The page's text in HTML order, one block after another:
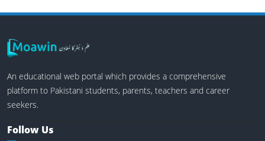
An educational web portal which provides a comprehensive
platform to Pakistani students, parents, teachers and career
seekers.
Follow Us